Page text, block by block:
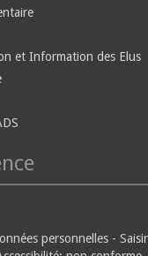
et Information des Elus
personnelles -